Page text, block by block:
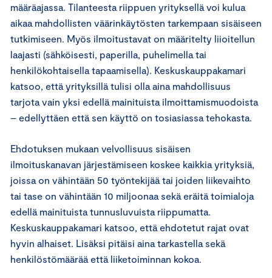
määräajassa. Tilanteesta riippuen yrityksellä voi kulua
aikaa mahdollisten väärinkäytösten tarkempaan sisäiseen
tutkimiseen. Myös ilmoitustavat on määritelty liioitellun
laajasti (sähköisesti, paperilla, puhelimella tai
henkilökohtaisella tapaamisella). Keskuskauppakamari
katsoo, että yrityksillä tulisi olla aina mahdollisuus
tarjota vain yksi edellä mainituista ilmoittamismuodoista
– edellyttäen että sen käyttö on tosiasiassa tehokasta.
Ehdotuksen mukaan velvollisuus sisäisen
ilmoituskanavan järjestämiseen koskee kaikkia yrityksiä,
joissa on vähintään 50 työntekijää tai joiden liikevaihto
tai tase on vähintään 10 miljoonaa sekä eräitä toimialoja
edellä mainituista tunnusluvuista riippumatta.
Keskuskauppakamari katsoo, että ehdotetut rajat ovat
hyvin alhaiset. Lisäksi pitäisi aina tarkastella sekä
henkilöstömäärää että liiketoiminnan kokoa.